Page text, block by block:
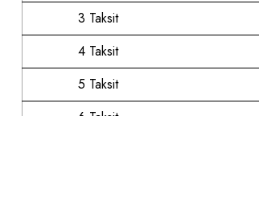
3 Taksit
4 Taksit
5 Taksit
6 Taksit